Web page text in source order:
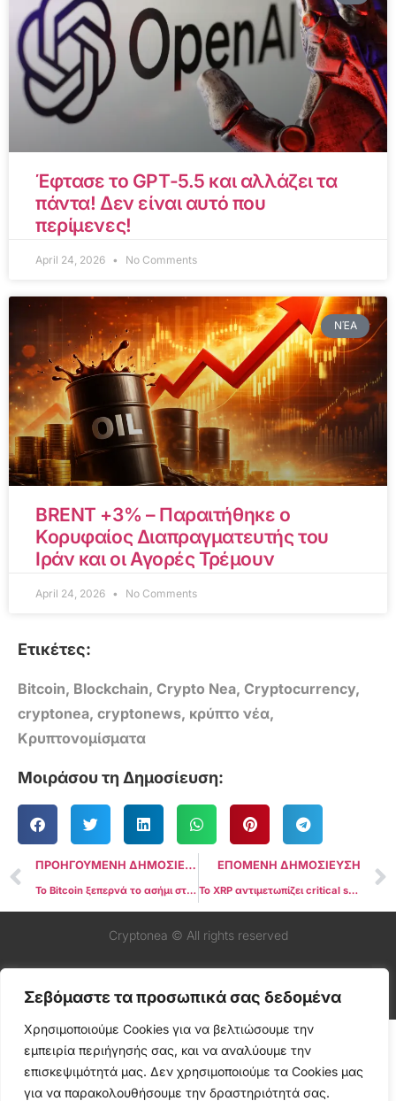
Σεβόμαστε τα προσωπικά σας δεδομένα
Χρησιμοποιούμε Cookies για να βελτιώσουμε την
εμπειρία περιήγησής σας, και να αναλύουμε την
επισκεψιμότητά μας. Δεν χρησιμοποιούμε τα Cookies μας
για να παρακολουθήσουμε την δραστηριότητά σας.
Έφτασε το GPT-5.5 και αλλάζει τα
πάντα! Δεν είναι αυτό που
περίμενες!
April 24, 2026 No Comments
ΝΈΑ
BRENT +3% – Παραιτήθηκε ο
Κορυφαίος Διαπραγματευτής του
Ιράν και οι Αγορές Τρέμουν
April 24, 2026 No Comments
Ετικέτες:
Bitcoin, Blockchain, Crypto Nea, Cryptocurrency,
cryptonea, cryptonews, κρύπτο νέα,
Κρυπτονομίσματα
Μοιράσου τη Δημοσίευση:
ΠΡΟΗΓΟΥΜΕΝΗ ΔΗΜΟΣΙΕΥΣΗ
Το Bitcoin ξεπερνά το ασήμι στην αγορά ETF
ΕΠΟΜΕΝΗ ΔΗΜΟΣΙΕΥΣΗ
Το XRP αντιμετωπίζει critical support καθώς η αγορά κάνει διόρθωση
Cryptonea © All rights reserved